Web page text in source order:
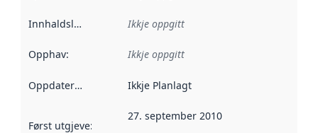
Innhaldsleverandørar :
Ikkje oppgitt
Opphav: Ikkje oppgitt
Oppdateringsfrekvens :
Ikkje Planlagt
Først utgjeve: Denne datoen seier når dataa i dette
27. september 2010